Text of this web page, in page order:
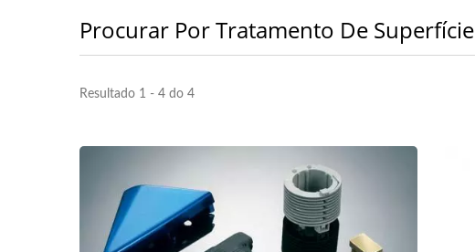
Procurar Por Tratamento De Superfície
Resultado 1 - 4 do 4